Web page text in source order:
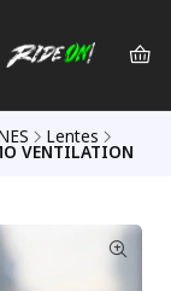
Lentes
VENTILATION